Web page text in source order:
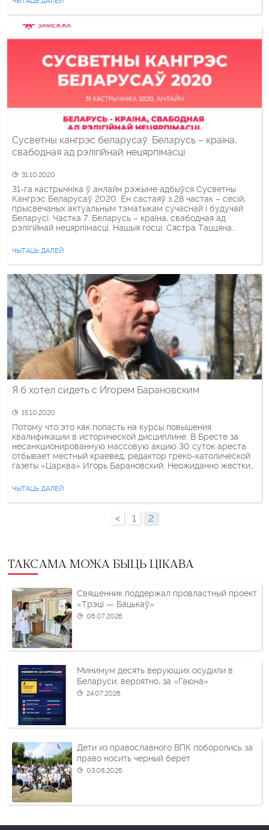
кратамі, […]
Сусветны кангрэс беларусаў. Беларусь – краіна,
свабодная ад рэлігійнай нецярпімасці
31.10.2020
31-га кастрычнiкa ў анлайн рэжыме адбыўся Сусветны
Кангрэс Беларусаў 2020. Ён састаяў з 28 частак – сесiй,
прысвечаных актуальным тэматыкам сучаснай i будучай
Беларусi. Частка 7. Беларусь – краіна, свабодная ад
рэлігійнай нецярпімасці. Нашыя госці: Cястра Таццяна
(Вільня) Архібіскуп Святаслаў (Логін) – прадстаяцель
Беларускай аўтакефальнай праваслаўнай Царквы,
архіепіскап […]
ЧЫТАЦЬ ДАЛЕЙ
Я б хотел сидеть с Игорем Барановским
15.10.2020
Потому что это как попасть на курсы повышения
квалификации в исторической дисциплине. В Бресте за
несанкционированную массовую акцию 30 суток ареста
отбывает местный краевед, редактор греко-католической
газеты «Царква» Игорь Барановский. Неожиданно жесткие
многих, кто знает этого интеллигента. Все дело в том, что
Игорь Барановский – не из […]
ЧЫТАЦЬ ДАЛЕЙ
< 1 2
ТАКСАМА МОЖА БЫЦЬ ЦІКАВА
Священник поддержал провластный проект
«Трэці — Бацькаў»
06.07.2026
Минимум десять верующих осудили в
Беларуси, вероятно, за «Гаюна»
24.07.2026
Дети из православного ВПК поборолись за
право носить черный берет
03.08.2026